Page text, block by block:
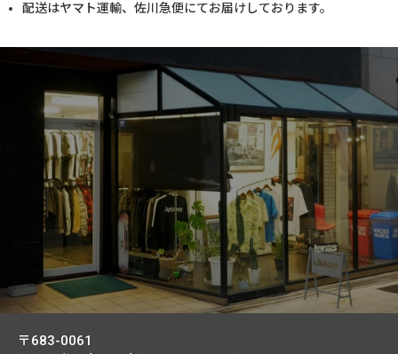
配送はヤマト運輸、佐川急便にてお届けしております。
〒683-0061